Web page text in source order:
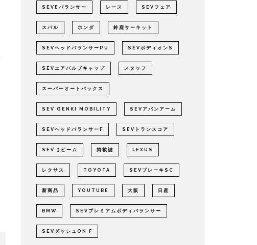
SEVEバランサー レース SEVフェア
スバル ホンダ 鈴鹿サーキット
SEVヘッドバランサーPU SEVボディオンS
SEVエアバルブキャップ スタッフ
スーパーオートバックス
SEV GENKI MOBILITY SEVアバンアーム
SEVヘッドバランサーF SEVトランスコア
SEV 3ビーム 掲載誌 LEXUS
レクサス TOYOTA SEVブレーキSC
新商品 YOUTUBE 大阪 日産
BMW SEVプレミアムボディバランサー
SEVダッシュON F